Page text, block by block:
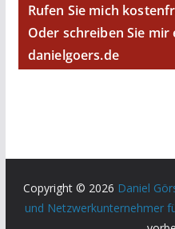
Rufen Sie mich
Oder schreiben Sie
danielgoers.de
Copyright © 2026 Daniel
und Netzwerkunternehmer